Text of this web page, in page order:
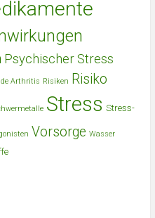
Psychischer Stress
Arthritis Risiken Risiko
Stress Stress-
Vorsorge Wasser